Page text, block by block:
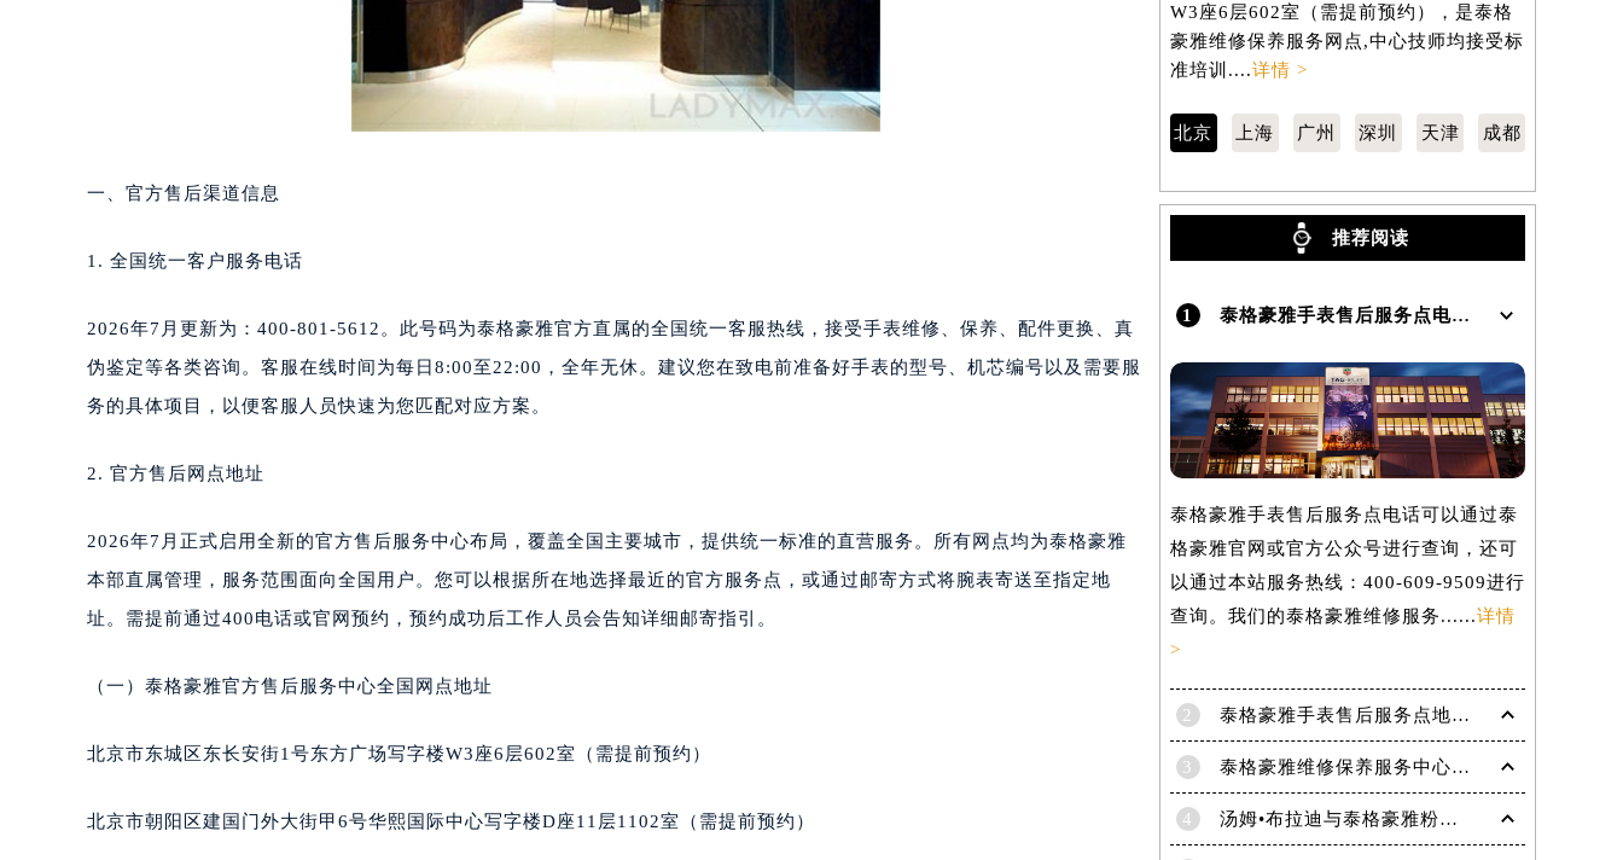
郑州市二七区铭功路10号华润大厦写字楼29层2905室（需提前预约）
太原市迎泽区解放路15号亨得利名表服务中心（品牌授权店）3层整层（需提前预约）
沈阳市沈河区中街路137号亨得利名表服务中心（品牌授权店）1层整层（需提前预约）
沈阳市沈河区中街路83号亨得利名表服务中心（品牌授权店）1层整层（需提前预约）
温州市鹿城区锦绣路1067号置信广场10层1015室（需提前预约）
大连市中山区人民路15号国际金融大厦7层G室（需提前预约）
东莞市东城街道鸿福东路1号民盈国贸中心T1写字楼9层907室（需提前预约）
无锡市梁溪区人民中路139号恒隆广场写字楼1座11层1104室（需提前预约）
南通市崇川区工农路57号圆融广场写字楼16层1603室（需提前预约）
武汉市江汉区解放大道686号世界贸易大厦38层09室（需提前预约）
合肥市蜀山区潜山路111号万象城华润大厦B座12楼03室（需提前预约）
烟台市芝罘区胜利路139号万达金融中心A座907室（需提前预约）
贵阳市南明区都司高架桥路33号亨特国际金融中心14楼14D（需提前预约）
石家庄市长安区中山东路39号勒泰中心写字楼B座13层07室（需提前预约）
海口市龙华区金贸东路5号海口华润大厦B座17层1707室（需提前预约）
一、官方售后渠道信息
1. 全国统一客户服务电话
2026年7月更新为：400-801-5612。此号码为泰格豪雅官方直属的全国统一客服热线，接受手表维修、保养、配件更换、真
伪鉴定等各类咨询。客服在线时间为每日8:00至22:00，全年无休。建议您在致电前准备好手表的型号、机芯编号以及需要服
务的具体项目，以便客服人员快速为您匹配对应方案。
2. 官方售后网点地址
2026年7月正式启用全新的官方售后服务中心布局，覆盖全国主要城市，提供统一标准的直营服务。所有网点均为泰格豪雅
本部直属管理，服务范围面向全国用户。您可以根据所在地选择最近的官方服务点，或通过邮寄方式将腕表寄送至指定地
址。需提前通过400电话或官网预约，预约成功后工作人员会告知详细邮寄指引。
（一）泰格豪雅官方售后服务中心全国网点地址
北京市东城区东长安街1号东方广场写字楼W3座6层602室（需提前预约）
北京市朝阳区建国门外大街甲6号华熙国际中心写字楼D座11层1102室（需提前预约）
W3座6层602室（需提前预约），是泰格
豪雅维修保养服务网点,中心技师均接受标
准培训....详情 >
北京 上海 广州 深圳 天津 成都
推荐阅读
1 泰格豪雅手表售后服务点电话是多少？
泰格豪雅手表售后服务点电话可以通过泰
格豪雅官网或官方公众号进行查询，还可
以通过本站服务热线：400-609-9509进行
查询。我们的泰格豪雅维修服务......详情
>
2 泰格豪雅手表售后服务点地址在哪里？
3 泰格豪雅维修保养服务中心介绍 | 泰格豪雅
4 汤姆•布拉迪与泰格豪雅粉丝于波士顿共庆历史性胜利